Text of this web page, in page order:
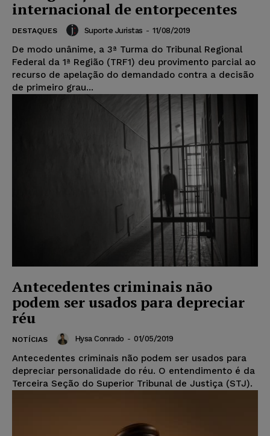
internacional de entorpecentes
DESTAQUES Suporte Juristas - 11/08/2019
De modo unânime, a 3ª Turma do Tribunal Regional
Federal da 1ª Região (TRF1) deu provimento parcial ao
recurso de apelação do demandado contra a decisão
de primeiro grau...
Antecedentes criminais não
podem ser usados para depreciar
réu
NOTÍCIAS Hysa Conrado - 01/05/2019
Antecedentes criminais não podem ser usados para
depreciar personalidade do réu. O entendimento é da
Terceira Seção do Superior Tribunal de Justiça (STJ).